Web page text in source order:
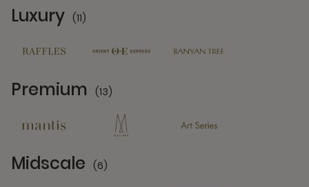
Luxury (11)
Premium (13)
Midscale (6)